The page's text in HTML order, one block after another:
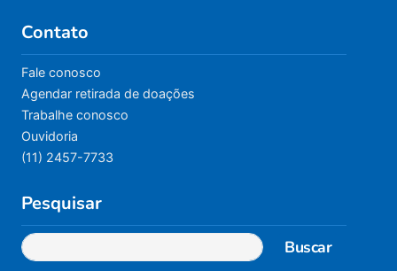
Contato
Fale conosco
Agendar retirada de doações
Trabalhe conosco
Ouvidoria
(11) 2457-7733
Pesquisar
Buscar